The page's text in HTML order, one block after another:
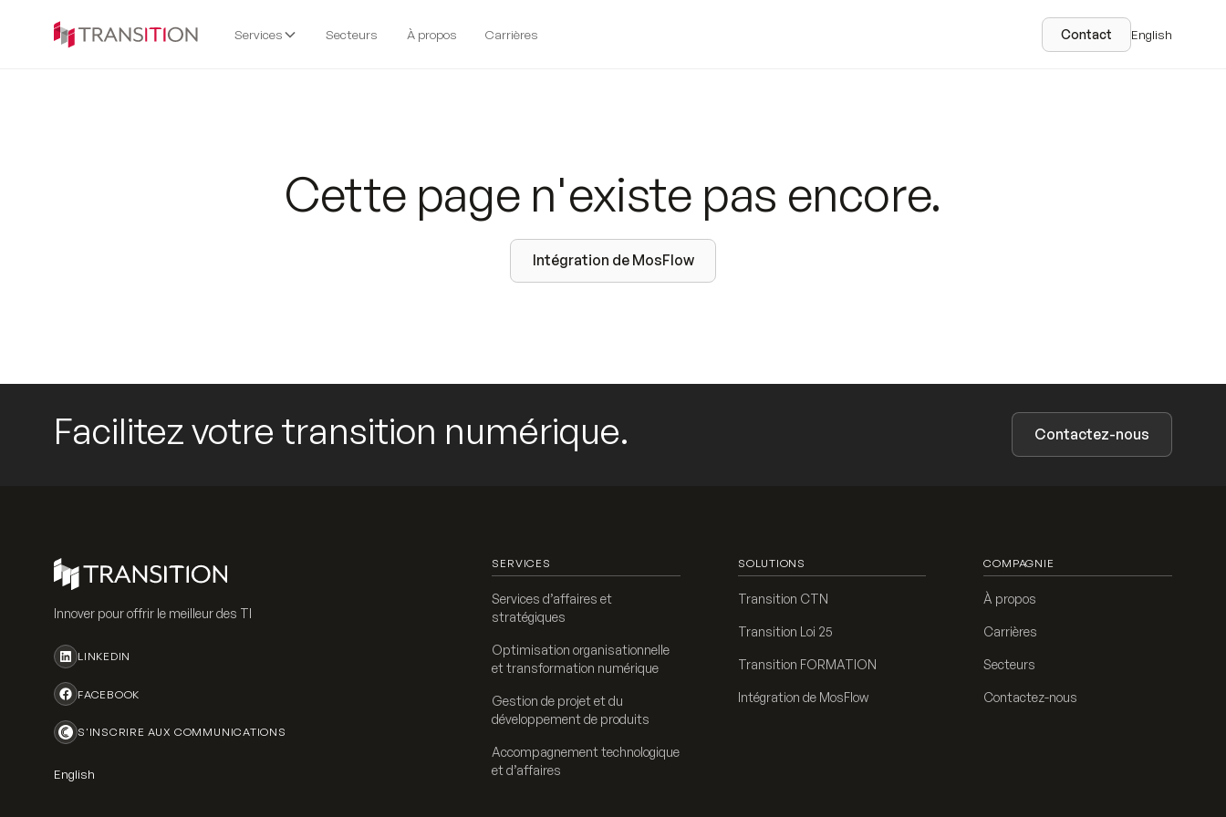
Services Secteurs À propos Carrières Contact English
Cette page n'existe pas encore.
Intégration de MosFlow
Facilitez votre transition numérique. Contactez-nous
Innover pour offrir le meilleur des TI
LINKEDIN
FACEBOOK
S'INSCRIRE AUX COMMUNICATIONS
English
SERVICES
Services d’affaires et
stratégiques
Optimisation organisationnelle
et transformation numérique
Gestion de projet et du
développement de produits
Accompagnement technologique
et d’affaires
SOLUTIONS
Transition CTN
Transition Loi 25
Transition FORMATION
Intégration de MosFlow
COMPAGNIE
À propos
Carrières
Secteurs
Contactez-nous